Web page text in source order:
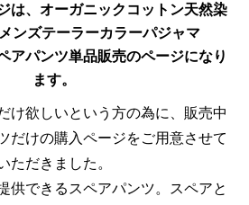
は、オーガニックコットン天然染
ンズテーラーカラーパジャマ
アパンツ単品販売のページになり
ます。
け欲しいという方の為に、販売中
だけの購入ページをご用意させて
ただきました。
供できるスペアパンツ。スペアと